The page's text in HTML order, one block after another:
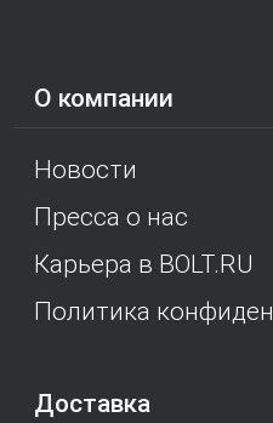
О компании
Новости
Пресса о нас
Карьера в BOLT.RU
Политика
Доставка